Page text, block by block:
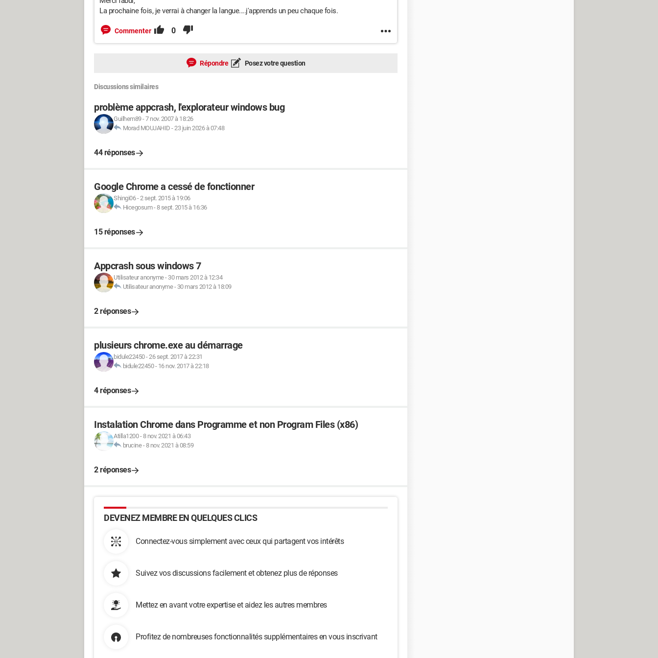
La prochaine fois, je verrai à changer la langue....j'apprends un peu chaque fois.
Commenter 0
Répondre Posez votre question
Discussions similaires
problème appcrash, l'explorateur windows bug
Guilhem89-7 nov. 2007 à 18:26
Morad MOUJAHID -23 juin 2026 à 07:48
44 réponses
Google Chrome a cessé de fonctionner
Shingi06-2 sept. 2015 à 19:06
Hicegosum-8 sept. 2015 à 16:36
15 réponses
Appcrash sous windows 7
Utilisateur anonyme- 30 mars 2012 à 12:34
Utilisateur anonyme- 30 mars 2012 à 18:09
2 réponses
plusieurs chrome.exe au démarrage
bidule22450-26 sept. 2017 à 22:31
bidule22450- 16 nov. 2017 à 22:18
4 réponses
Instalation Chrome dans Programme et non Program Files (x86)
Atilla1200-8 nov. 2021 à 06:43
brucine-8 nov. 2021 à 08:59
2 réponses
DEVENEZ MEMBRE EN QUELQUES CLICS
Connectez-vous simplement avec ceux qui partagent vos intérêts
Suivez vos discussions facilement et obtenez plus de réponses
Mettez en avant votre expertise et aidez les autres membres
Profitez de nombreuses fonctionnalités supplémentaires en vous inscrivant